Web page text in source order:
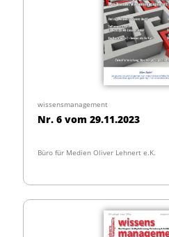
wissensmanagement
Nr. 6 vom 29.11.2023
Büro für Medien Oliver Lehnert e.K.